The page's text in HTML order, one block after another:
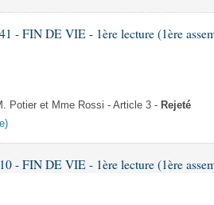
- FIN DE VIE - 1ère lecture (1ère
Potier et Mme Rossi - Article 3 - Rejeté
- FIN DE VIE - 1ère lecture (1ère